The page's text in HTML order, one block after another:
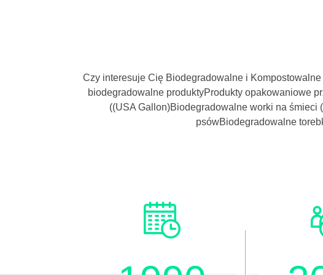
i
bezniklowe
pokrycie
sznurka
zatyczka
Czy interesuje Cię Biodegradowalne i
biodegradowalne produktyProdukty opakowaniowe
((USA Gallon)Biodegradowalne worki na
psówBiodegradowalne